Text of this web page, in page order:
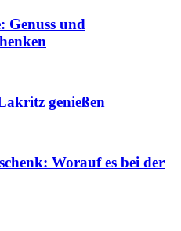
Genuss und
genießen
Worauf es bei der